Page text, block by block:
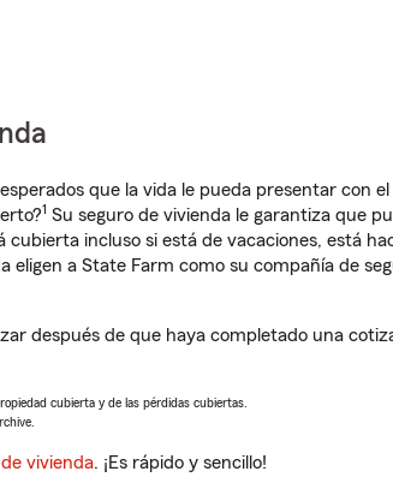
que la vida le pueda presentar con el
1 Su seguro de vivienda le garantiza que
cubierta incluso si está de vacaciones, está
eligen a State Farm como su compañía de
después de que haya completado una
cubierta y de las pérdidas cubiertas.
vivienda. ¡Es rápido y sencillo!